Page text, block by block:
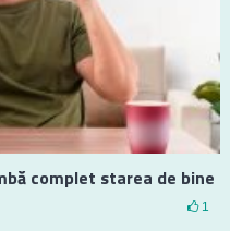
complet starea de bine
1